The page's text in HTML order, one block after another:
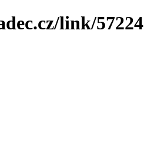
link/57224